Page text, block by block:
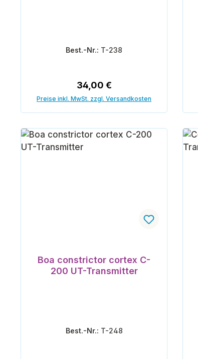
Best.-Nr.: T-238
Regulärer Preis:
34,00 €
Preise inkl. MwSt. zzgl. Versandkosten
Boa constrictor cortex C-
200 UT-Transmitter
Best.-Nr.: T-248